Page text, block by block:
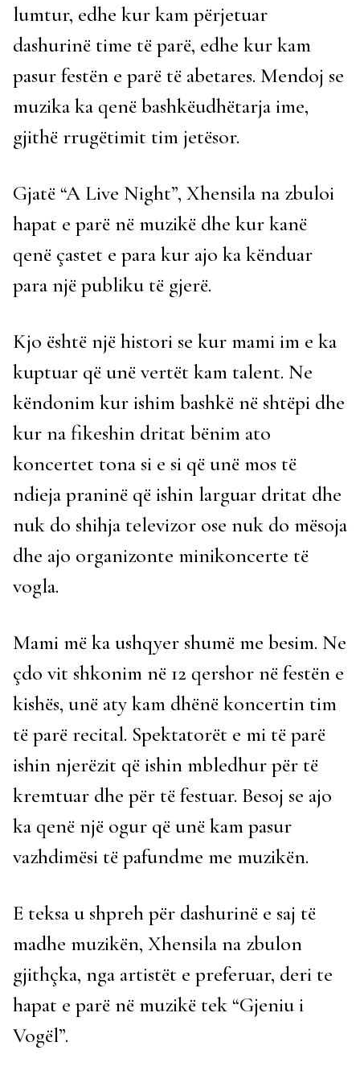
lumtur, edhe kur kam përjetuar
dashurinë time të parë, edhe kur kam
pasur festën e parë të abetares. Mendoj se
muzika ka qenë bashkëudhëtarja ime,
gjithë rrugëtimit tim jetësor.
Gjatë “A Live Night”, Xhensila na zbuloi
hapat e parë në muzikë dhe kur kanë
qenë çastet e para kur ajo ka kënduar
para një publiku të gjerë.
Kjo është një histori se kur mami im e ka
kuptuar që unë vertët kam talent. Ne
këndonim kur ishim bashkë në shtëpi dhe
kur na fikeshin dritat bënim ato
koncertet tona si e si që unë mos të
ndieja praninë që ishin larguar dritat dhe
nuk do shihja televizor ose nuk do mësoja
dhe ajo organizonte minikoncerte të
vogla.
Mami më ka ushqyer shumë me besim. Ne
çdo vit shkonim në 12 qershor në festën e
kishës, unë aty kam dhënë koncertin tim
të parë recital. Spektatorët e mi të parë
ishin njerëzit që ishin mbledhur për të
kremtuar dhe për të festuar. Besoj se ajo
ka qenë një ogur që unë kam pasur
vazhdimësi të pafundme me muzikën.
E teksa u shpreh për dashurinë e saj të
madhe muzikën, Xhensila na zbulon
gjithçka, nga artistët e preferuar, deri te
hapat e parë në muzikë tek “Gjeniu i
Vogël”.